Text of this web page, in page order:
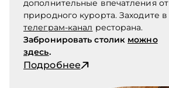
дополнительные впечатления от
природного курорта. Заходите в
телеграм-канал ресторана.
Забронировать столик можно
здесь.
Подробнее